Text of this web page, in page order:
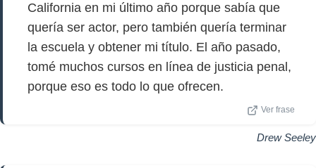
California en mi último año porque sabía que
quería ser actor, pero también quería terminar
la escuela y obtener mi título. El año pasado,
tomé muchos cursos en línea de justicia penal,
porque eso es todo lo que ofrecen.
Ver frase
Drew Seeley